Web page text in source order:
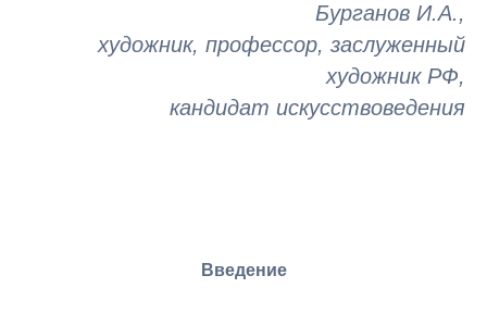
Бурганов И.А.,
художник, профессор, заслуженный
художник РФ,
кандидат искусствоведения
Введение